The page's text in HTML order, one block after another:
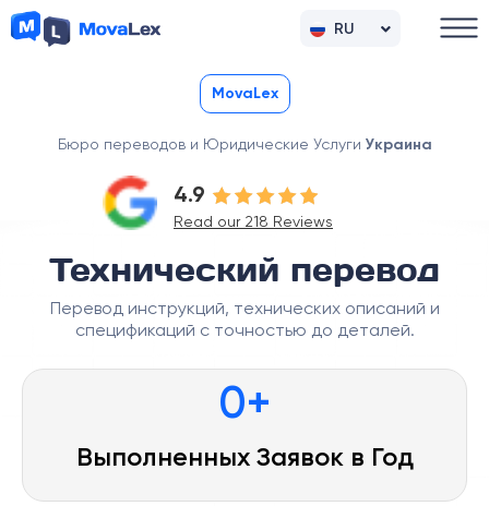
RU
UK
MovaLex
Бюро переводов и Юридические Услуги Украина
4.9
Read our 218 Reviews
Технический перевод
Перевод инструкций, технических описаний и
спецификаций с точностью до деталей.
Выполненных Заявок в Год
0+